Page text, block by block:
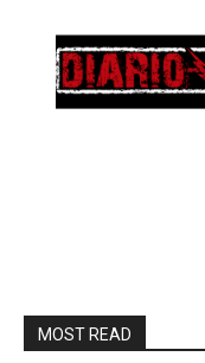
MOST READ